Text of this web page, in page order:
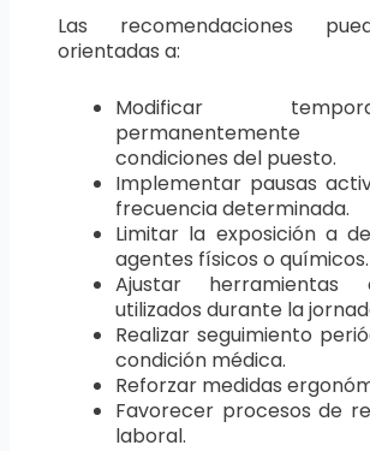
Las recomendaciones
orientadas a:
Modificar
condiciones del puesto.
Implementar pausas
frecuencia determinada.
Limitar la exposición a
agentes físicos o químicos.
Ajustar herramientas
utilizados durante la
Realizar seguimiento
condición médica.
Reforzar medidas
Favorecer procesos de
laboral.